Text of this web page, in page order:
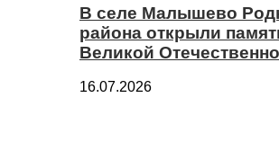
В селе Малышево
района открыли
Великой
16.07.2026